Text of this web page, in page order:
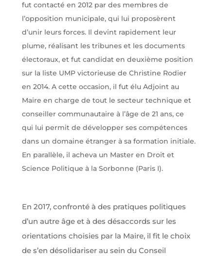
fut contacté en 2012 par des membres de
l’opposition municipale, qui lui proposèrent
d’unir leurs forces. Il devint rapidement leur
plume, réalisant les tribunes et les documents
électoraux, et fut candidat en deuxième position
sur la liste UMP victorieuse de Christine Rodier
en 2014. A cette occasion, il fut élu Adjoint au
Maire en charge de tout le secteur technique et
conseiller communautaire à l’âge de 21 ans, ce
qui lui permit de développer ses compétences
dans un domaine étranger à sa formation initiale.
En parallèle, il acheva un Master en Droit et
Science Politique à la Sorbonne (Paris I).
En 2017, confronté à des pratiques politiques
d’un autre âge et à des désaccords sur les
orientations choisies par la Maire, il fit le choix
de s’en désolidariser au sein du Conseil